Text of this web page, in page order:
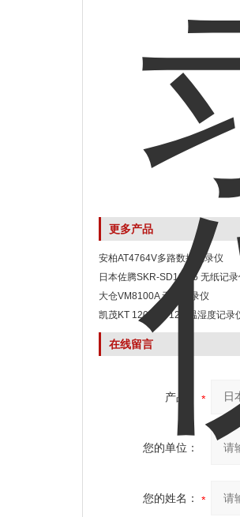
更多产品
安柏AT4764V多路数据记录仪
日本佐腾SKR-SD10-06 无纸记
大仓VM8100A 无纸记录仪
凯茂KT 120 /KH 120 温湿度记录
在线留言
产品：
您的单位：
您的姓名：